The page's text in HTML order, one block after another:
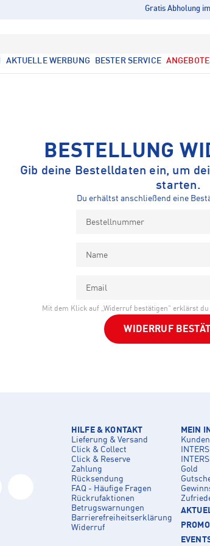
Gratis Abholung
AKTUELLE WERBUNG BESTER SERVICE ANGEBOTE
BESTELLUNG
Gib deine Bestelldaten ein, um
starten.
Du erhältst anschließend eine
Mit dem Klick auf „Widerruf bestätigen“ erklärst
WIDERRUF
HILFE & KONTAKT
Lieferung & Versand
Click & Collect
Click & Reserve
Zahlung
Rücksendung
FAQ - Häufige Fragen
Rückrufaktionen
Betrugswarnungen
Barrierefreiheitserklärung
Widerruf
MEIN
Gold